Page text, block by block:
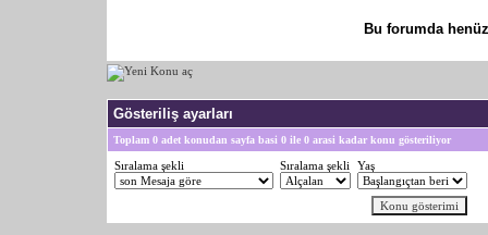
Bu forumda
Gösteriliş ayarları
Toplam 0 adet konudan sayfa basi 0 ile 0 arasi kadar konu gösteriliyor
Sıralama şekli Sıralama şekli Yaş